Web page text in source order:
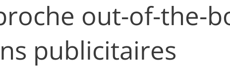
out-of-the-
publicitaires